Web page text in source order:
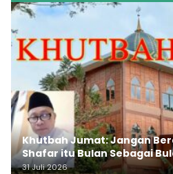
Khutbah Jumat: Jangan
Shafar itu Bulan Sebagai
31 Juli 2026